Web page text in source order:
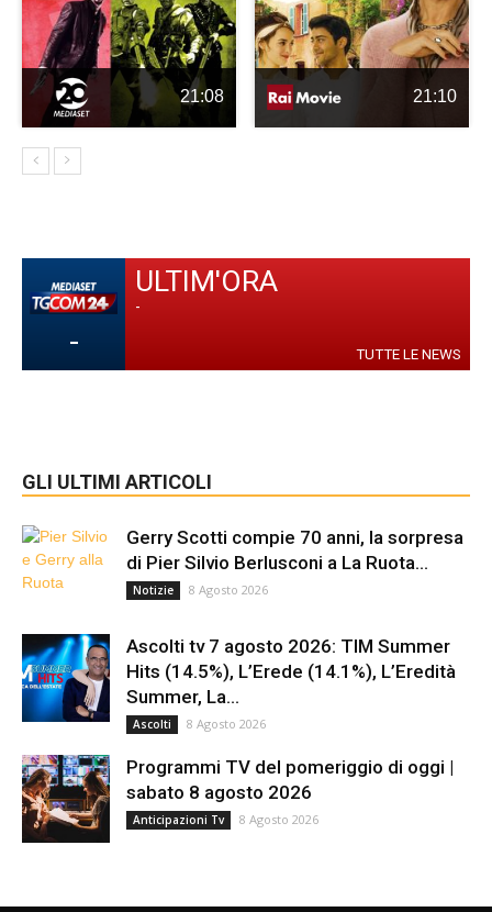
21:08 21:10
-
ULTIM'ORA
-
TUTTE LE NEWS
GLI ULTIMI ARTICOLI
Gerry Scotti compie 70 anni, la sorpresa
di Pier Silvio Berlusconi a La Ruota...
Notizie 8 Agosto 2026
Ascolti tv 7 agosto 2026: TIM Summer
Hits (14.5%), L’Erede (14.1%), L’Eredità
Summer, La...
Ascolti 8 Agosto 2026
Programmi TV del pomeriggio di oggi |
sabato 8 agosto 2026
Anticipazioni Tv 8 Agosto 2026